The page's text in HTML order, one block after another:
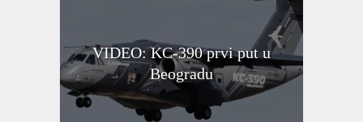
VIDEO: KC-390 prvi put u
Beogradu